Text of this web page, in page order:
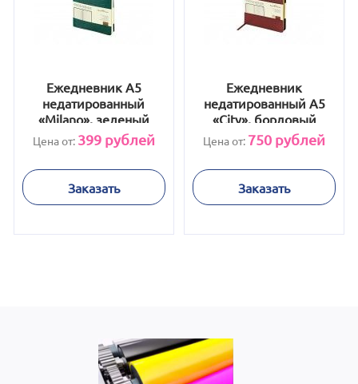
Ежедневник А5
недатированный
«Milano», зеленый
Цена от: 399рублей
Заказать
Ежедневник
недатированный А5
«City», бордовый
Цена от: 750 рублей
Заказать